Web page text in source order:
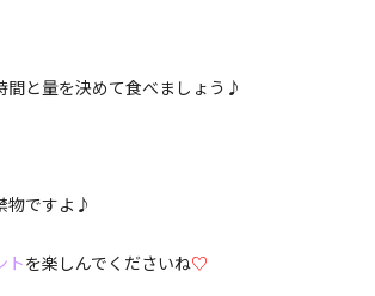
間と量を決めて食べましょう♪
物ですよ♪
トを楽しんでくださいね♡